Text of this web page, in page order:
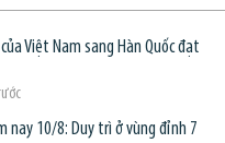
Việt Nam sang Hàn Quốc đạt
nay 10/8: Duy trì ở vùng đỉnh 7